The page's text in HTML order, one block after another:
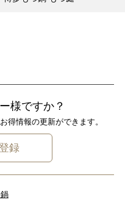
様ですか？
得情報の更新ができます。
録